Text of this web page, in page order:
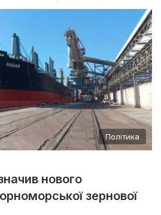
Політика
нового
зернової